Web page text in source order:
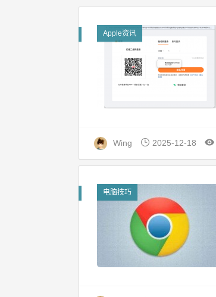
Apple资讯
Wing 2025-12-18
电脑技巧